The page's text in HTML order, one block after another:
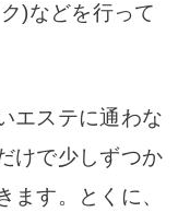
)などを行って
エステに通わな
けで少しずつか
ます。
とくに、